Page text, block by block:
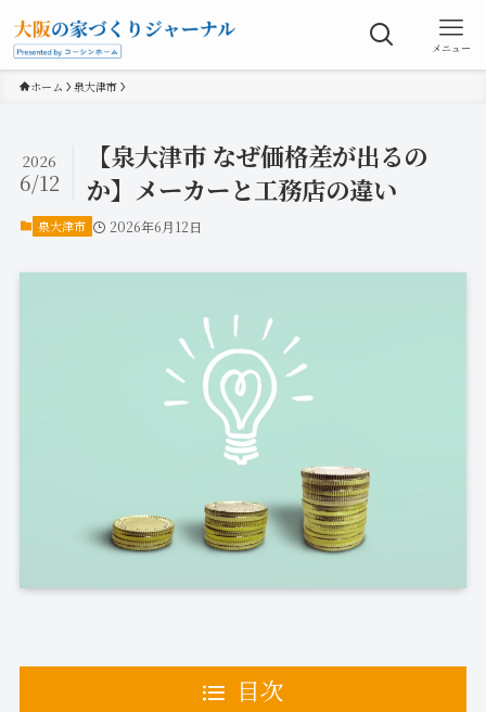
メニュー
ホーム 泉大津市
【泉大津市 なぜ価格差が出るの
か】メーカーと工務店の違い
2026
6/12
泉大津市 2026年6月12日
目次